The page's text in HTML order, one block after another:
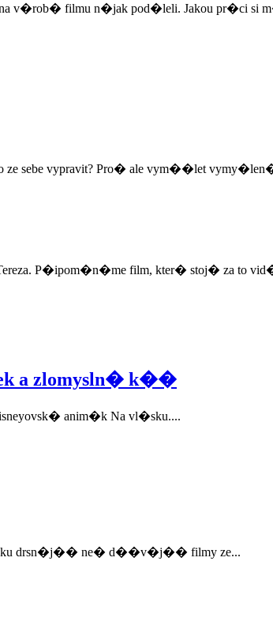
v�rob� filmu n�jak pod�leli. Jakou pr�ci si
sebe vypravit? Pro� ale vym��let
P�ipom�n�me film, kter� stoj� za to
a zlomysln� k��
anim�k Na vl�sku....
drsn�j�� ne� d��v�j�� filmy ze...